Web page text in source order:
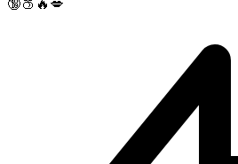
🔞🍑🔥💋